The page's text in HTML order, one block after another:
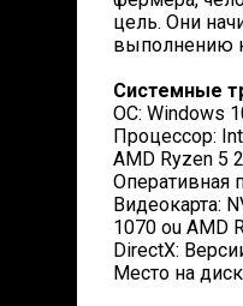
цель. Они
выполнению
Системные
ОС: Windows
Процессор:
AMD Ryzen 5
Оперативная
Видеокарта:
1070 ou AMD
DirectX:
Место на